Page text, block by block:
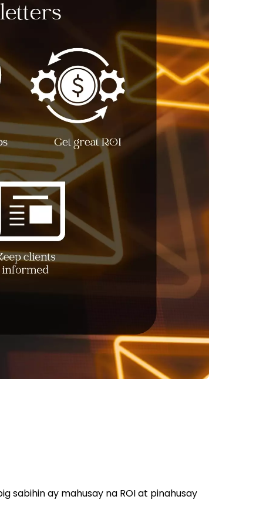
sabihin ay mahusay na ROI at pinahusay